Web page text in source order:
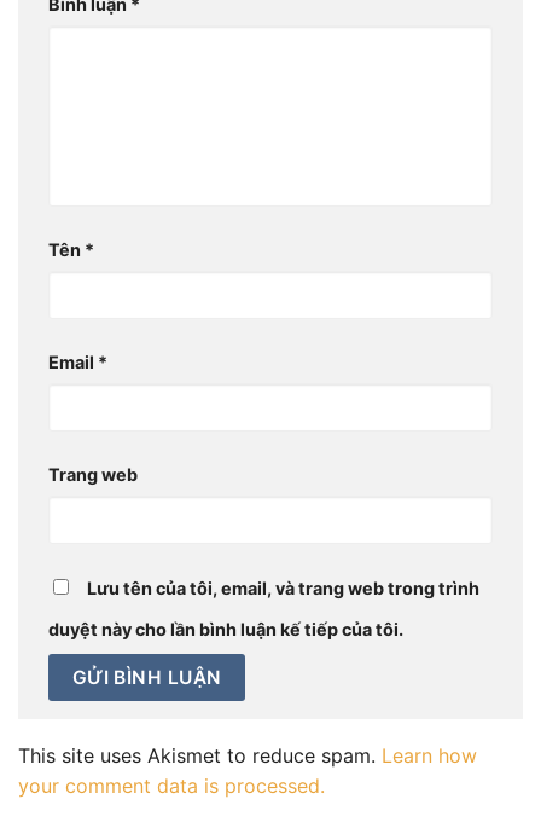
Bình luận *
Tên *
Email *
Trang web
Lưu tên của tôi, email, và trang web trong trình
duyệt này cho lần bình luận kế tiếp của tôi.
This site uses Akismet to reduce spam. Learn how
your comment data is processed.